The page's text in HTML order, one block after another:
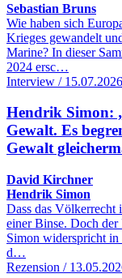
Sebastian Bruns
Wie haben sich
Krieges gewandelt
Marine? In dieser
2024 ersc…
Interview / 15.07.2026
Hendrik Simon:
Gewalt. Es
Gewalt
David Kirchner
Hendrik Simon
Dass das Völkerrecht
einer Binse. Doch
Simon widerspricht
d…
Rezension /